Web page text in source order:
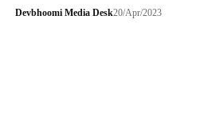
Devbhoomi Media Desk20/Apr/2023